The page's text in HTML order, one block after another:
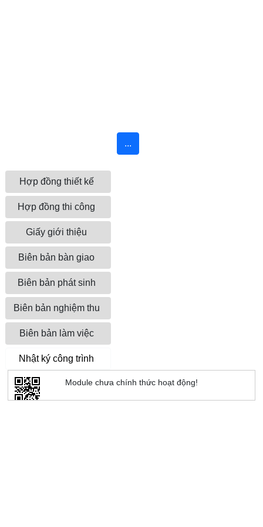
Hợp đồng thiết kế
Hợp đồng thi công
Giấy giới thiệu
Biên bản bàn giao
Biên bản phát sinh
Biên bản nghiệm thu
Biên bản làm việc
Nhật ký công trình
...
Module chưa chính thức hoạt động!